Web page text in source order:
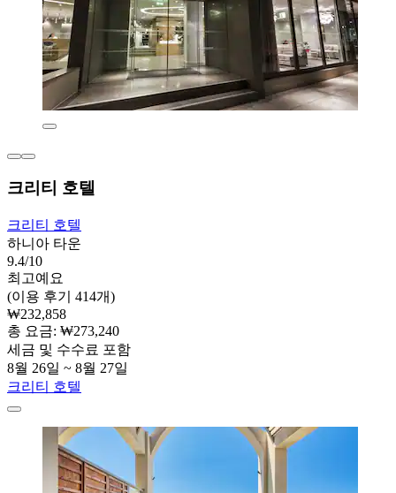
크리티 호텔
크리티 호텔
하니아 타운
9.4/10
최고예요
(이용 후기 414개)
₩232,858
총 요금: ₩273,240
세금 및 수수료 포함
8월 26일 ~ 8월 27일
크리티 호텔